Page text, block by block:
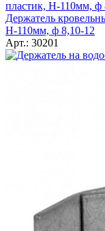
Держатель
Н-110мм, ф 8,10-12
Арт.: 30201